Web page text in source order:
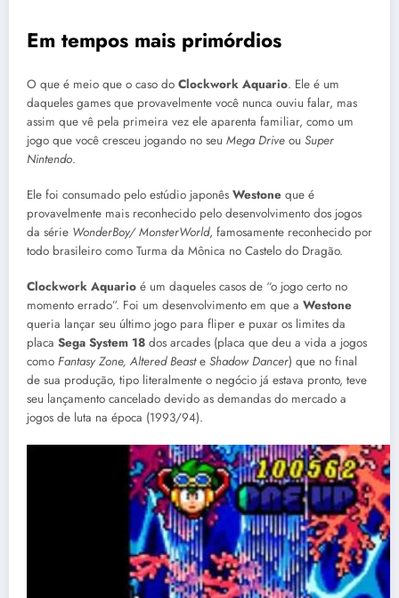
Em tempos mais primórdios
O que é meio que o caso do Clockwork Aquario. Ele é um
daqueles games que provavelmente você nunca ouviu falar, mas
assim que vê pela primeira vez ele aparenta familiar, como um
jogo que você cresceu jogando no seu Mega Drive ou Super
Nintendo.
Ele foi consumado pelo estúdio japonês Westone que é
provavelmente mais reconhecido pelo desenvolvimento dos jogos
da série WonderBoy/ MonsterWorld, famosamente reconhecido por
todo brasileiro como Turma da Mônica no Castelo do Dragão.
Clockwork Aquario é um daqueles casos de “o jogo certo no
momento errado”. Foi um desenvolvimento em que a Westone
queria lançar seu último jogo para fliper e puxar os limites da
placa Sega System 18 dos arcades (placa que deu a vida a jogos
como Fantasy Zone, Altered Beaste Shadow Dancer) que no final
de sua produção, tipo literalmente o negócio já estava pronto, teve
seu lançamento cancelado devido as demandas do mercado a
jogos de luta na época (1993/94).